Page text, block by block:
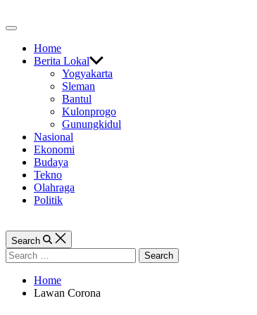
to
Off
CanvasHome
Berita Lokal
Yogyakarta
Sleman
Bantul
Kulonprogo
Gunungkidul
Nasional
Ekonomi
Budaya
Tekno
Olahraga
Politik
Search
Search
for:
Home
Lawan Corona